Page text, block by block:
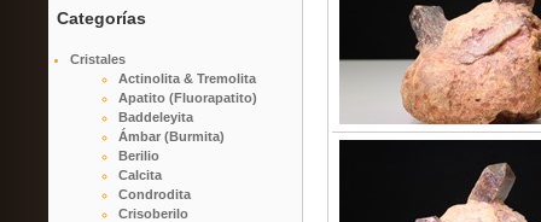
Categorías
Cristales
Actinolita & Tremolita
Apatito (Fluorapatito)
Baddeleyita
Ámbar (Burmita)
Berilio
Calcita
Condrodita
Crisoberilo